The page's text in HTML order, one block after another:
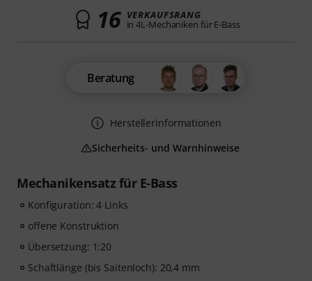
Mechanikensatz für E-Bass
Konfiguration: 4 Links
offene Konstruktion
Übersetzung: 1:20
Schaftlänge (bis Saitenloch): 20,4 mm
16 VERKAUFSRANG
in 4L-Mechaniken für E-Bass
Beratung
Herstellerinformationen
Sicherheits- und Warnhinweise